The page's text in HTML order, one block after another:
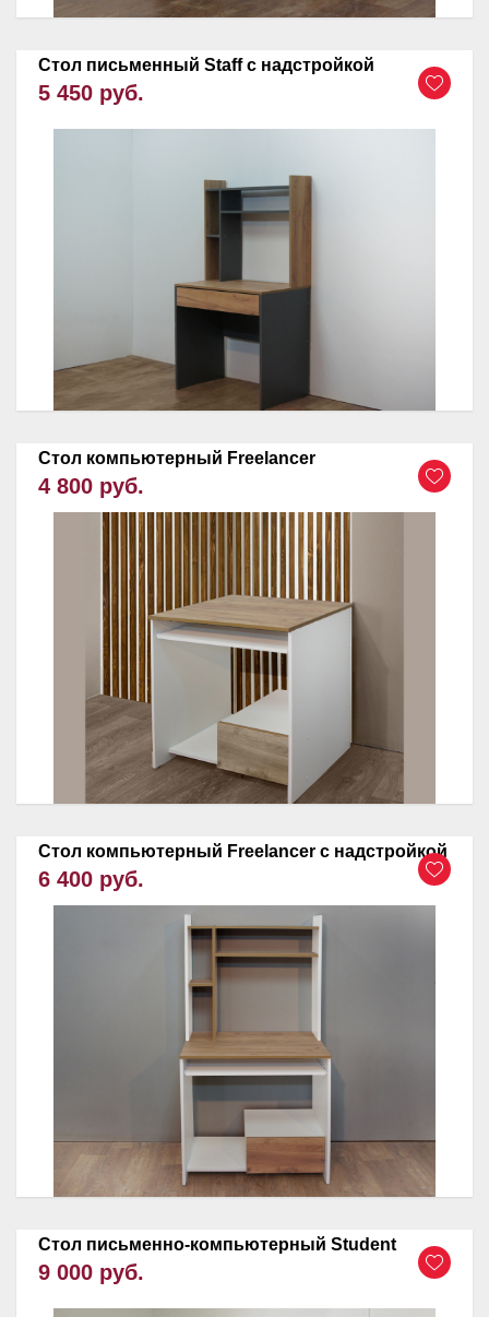
Стол письменный Staff c надстройкой
5 450 руб.
Стол компьютерный Freelancer
4 800 руб.
Стол компьютерный Freelancer с надстройкой
6 400 руб.
Стол письменно-компьютерный Student
9 000 руб.